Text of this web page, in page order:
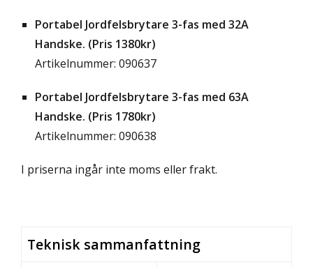
Portabel Jordfelsbrytare 3-fas med 32A
Handske. (Pris 1380kr)
Artikelnummer: 090637
Portabel Jordfelsbrytare 3-fas med 63A
Handske. (Pris 1780kr)
Artikelnummer: 090638
I priserna ingår inte moms eller frakt.
Teknisk sammanfattning